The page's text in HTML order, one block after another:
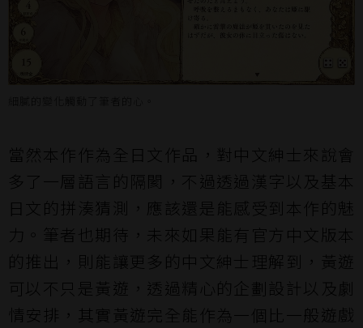
當然本作作為全日文作品，對中文紳士來說會
多了一層語言的隔閡，不過透過漢字以及基本
日文的拼湊猜測，應該還是能感受到本作的魅
力。筆者也期待，未來如果能有官方中文版本
的推出，則能讓更多的中文紳士理解到，黃遊
可以不只是黃遊，透過精心的企劃設計以及劇
情安排，其實黃遊完全能作為一個比一般遊戲